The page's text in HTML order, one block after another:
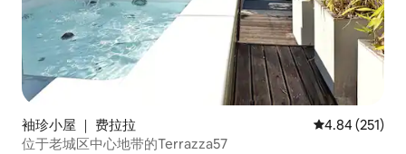
袖珍小屋 ｜ 费拉拉 平均评分 4.84
4.84 (251)
位于老城区中心地带的Terrazza57